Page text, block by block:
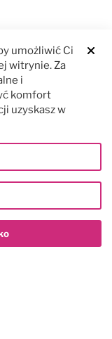
umożliwić Ci
witrynie. Za
i
komfort
uzyskasz w